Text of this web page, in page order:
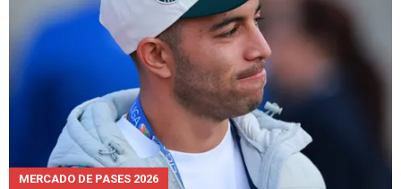
MERCADO DE PASES 2026